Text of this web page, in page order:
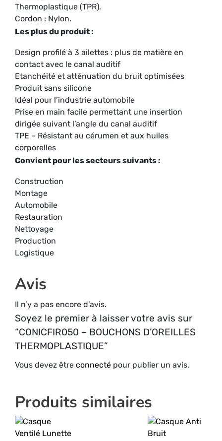
Thermoplastique (TPR).
Cordon : Nylon.
Les plus du produit :
Design profilé à 3 ailettes : plus de matière en
contact avec le canal auditif
Etanchéité et atténuation du bruit optimisées
Produit sans silicone
Idéal pour l’industrie automobile
Prise en main facile permettant une insertion
dirigée suivant l’angle du canal auditif
TPE – Résistant au cérumen et aux huiles
corporelles
Convient pour les secteurs suivants :
Construction
Montage
Automobile
Restauration
Nettoyage
Production
Logistique
Avis
Il n’y a pas encore d’avis.
Soyez le premier à laisser votre avis sur
“CONICFIR050 – BOUCHONS D’OREILLES
THERMOPLASTIQUE”
Vous devez être connecté pour publier un avis.
Produits similaires